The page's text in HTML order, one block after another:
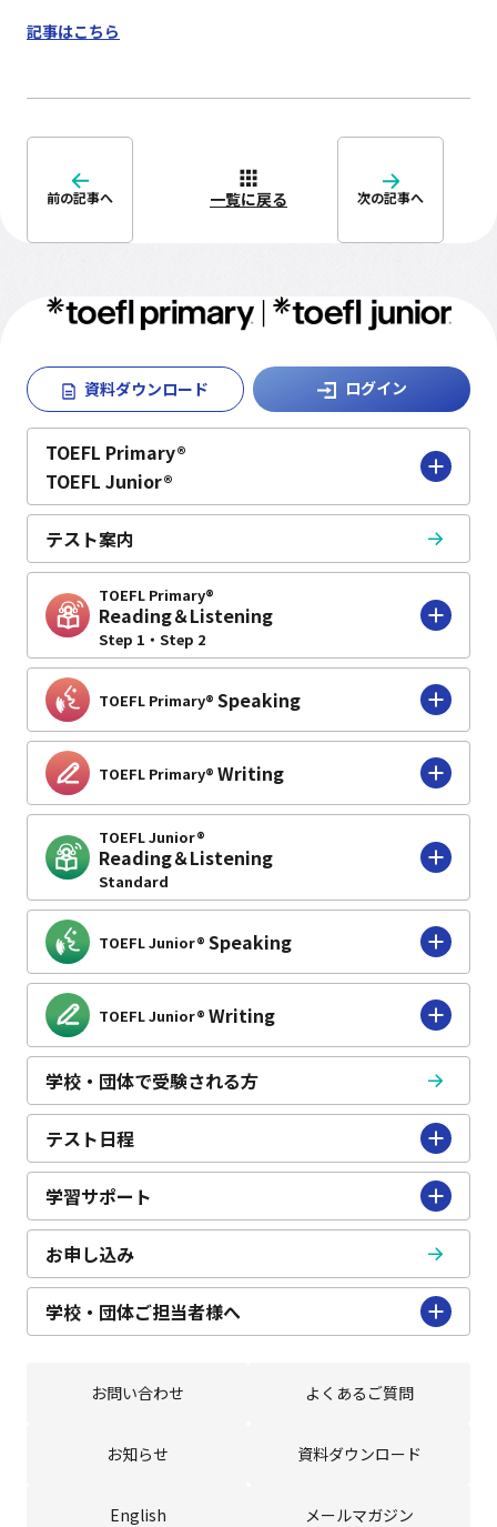
お問い合わせ よくあるご質問
お知らせ English
記事はこちら
前の記事へ 一覧に戻る 次の記事へ
資料ダウンロード ログイン
TOEFL Primary®
TOEFL Junior®
テスト案内
TOEFL Primary®
Reading＆Listening
Step 1・Step 2
TOEFL Primary® Speaking
TOEFL Primary® Writing
TOEFL Junior®
Reading＆Listening
Standard
TOEFL Junior® Speaking
TOEFL Junior® Writing
学校・団体で受験される方
テスト日程
学習サポート
お申し込み
学校・団体ご担当者様へ
お問い合わせ よくあるご質問
お知らせ 資料ダウンロード
English メールマガジン